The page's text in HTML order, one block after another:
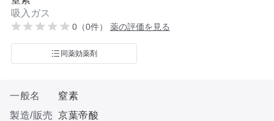
吸入ガス
0（0件） 薬の評価を見る
同薬効薬剤
一般名
窒素
製造/販売 京葉帝酸